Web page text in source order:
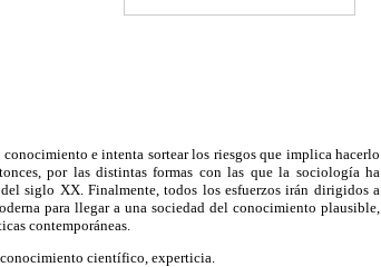
e intenta sortear los riesgos que implica hacerlo
por las distintas formas con las que la sociología ha
siglo XX. Finalmente, todos los esfuerzos irán dirigidos a
para llegar a una sociedad del conocimiento plausible,
contemporáneas.
científico, experticia.